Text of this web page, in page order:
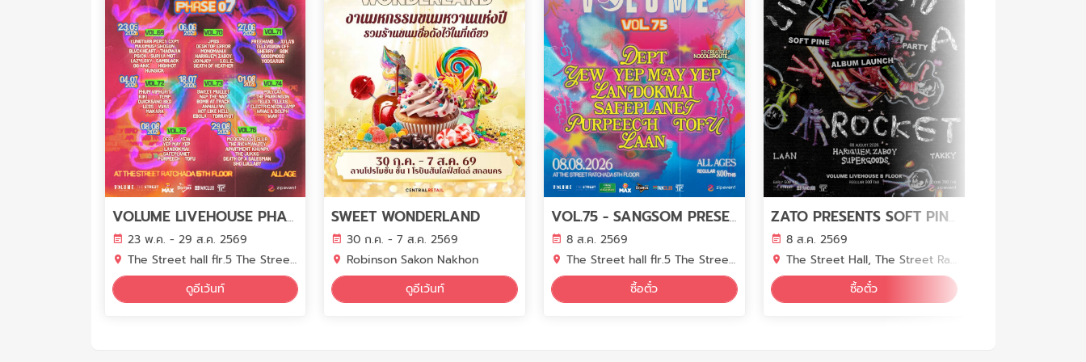
VOLUME LIVEHOUSE PHASE 7
23 พ.ค. - 29 ส.ค. 2569
The Street hall flr.5 The Street Ratchada
ดูอีเว้นท์
SWEET WONDERLAND
30 ก.ค. - 7 ส.ค. 2569
Robinson Sakon Nakhon
ดูอีเว้นท์
VOL.75 - SANGSOM PRESENTS VOLUME PHASE 7 - DEPT X YEW X YEP MAY YEP X LANDOKMAI X Safeplanet X PURPEECH X TOFU
8 ส.ค. 2569
The Street hall flr.5 The Street Ratchada
ซื้อตั๋ว
ZATO PRESENTS SOFT PINE : LIFE ON A ROCKET ALBUM LAUNCH PARTY
8 ส.ค. 2569
The Street Hall, The Street Ratchada B Floor, Bangkok
ซื้อตั๋ว